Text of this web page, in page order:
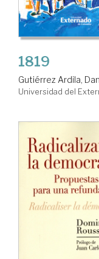
1819
Gutiérrez Ardila,
Universidad del